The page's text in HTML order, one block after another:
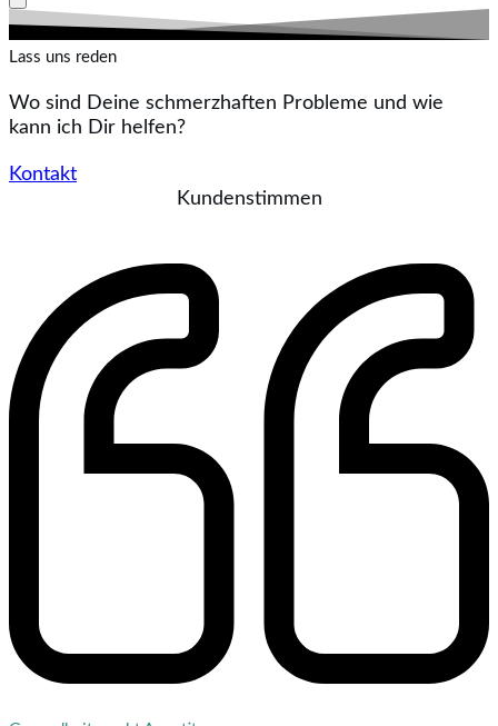
Lass uns reden
Wo sind Deine schmerzhaften Probleme und wie
kann ich Dir helfen?
Kontakt
Kundenstimmen